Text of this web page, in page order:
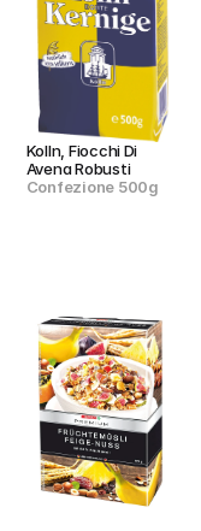
Kolln, Fiocchi Di
Avena Robusti
Confezione 500g